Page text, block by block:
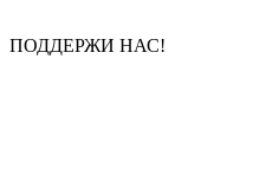
ПОДДЕРЖИ НАС!